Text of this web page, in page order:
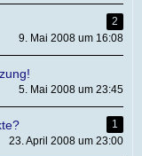
2
9. Mai 2008 um 16:08
5. Mai 2008 um 23:45
1
23. April 2008 um 23:00